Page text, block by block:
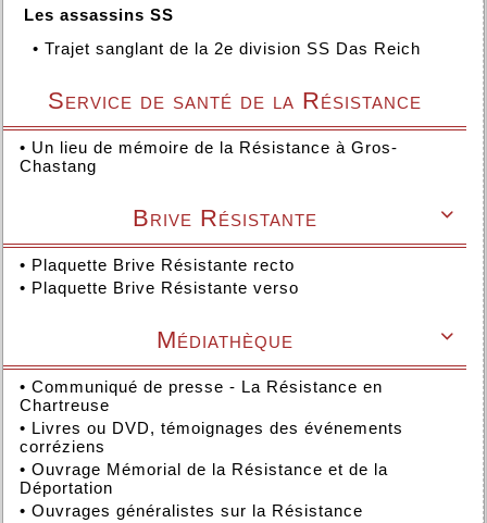
Les assassins SS
• Trajet sanglant de la 2e division SS Das Reich
Service de santé de la Résistance
• Un lieu de mémoire de la Résistance à Gros-
Chastang

Brive Résistante
• Plaquette Brive Résistante recto
• Plaquette Brive Résistante verso

Médiathèque
• Communiqué de presse - La Résistance en
Chartreuse
• Livres ou DVD, témoignages des événements
corréziens
• Ouvrage Mémorial de la Résistance et de la
Déportation
• Ouvrages généralistes sur la Résistance